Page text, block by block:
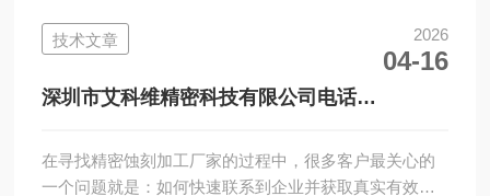
技术文章 2026
04-16
深圳市艾科维精密科技有限公司电话
在寻找精密蚀刻加工厂家的过程中，很多客户最关心的
一个问题就是：如何快速联系到企业并获取真实有效的